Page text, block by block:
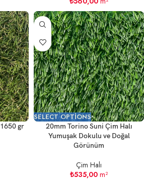
gr
SELECT OPTIONS
20mm Torino Suni Çim Halı
Yumuşak Dokulu ve Doğal
Görünüm
Çim Halı
₺535,00 m²